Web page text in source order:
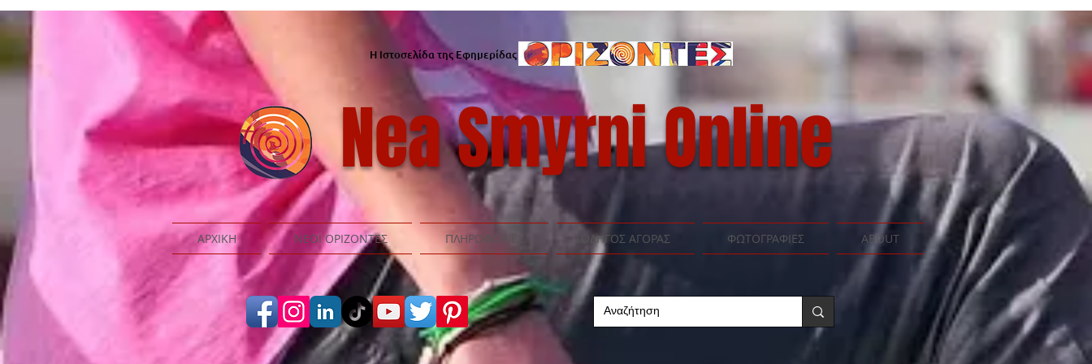
Η Ιστοσελίδα της Εφημερίδας
Nea Smyrni Online
ΑΡΧΙΚΗ ΝΕΟΙ ΟΡΙΖΟΝΤΕΣ ΠΛΗΡΟΦΟΡΙΕΣ ΟΔΗΓΟΣ ΑΓΟΡΑΣ ΦΩΤΟΓΡΑΦΙΕΣ ABOUT